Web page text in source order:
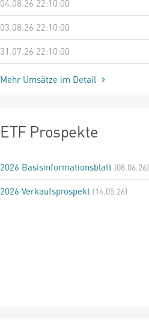
04.08.26 22:10:00
03.08.26 22:10:00
31.07.26 22:10:00
Mehr Umsätze im Detail
ETF Prospekte
2026 Basisinformationsblatt (08.06.26)
2026 Verkaufsprospekt (14.05.26)